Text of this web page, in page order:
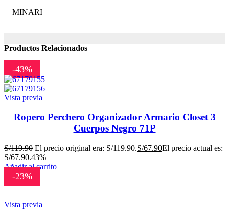
MINARI
Productos Relacionados
-43%
Vista previa
Ropero Perchero Organizador Armario Closet 3
Cuerpos Negro 71P
S/119.90 El precio original era: S/119.90.S/67.90El precio actual es:
S/67.90.43%
Añadir al carrito
-23%
Vista previa